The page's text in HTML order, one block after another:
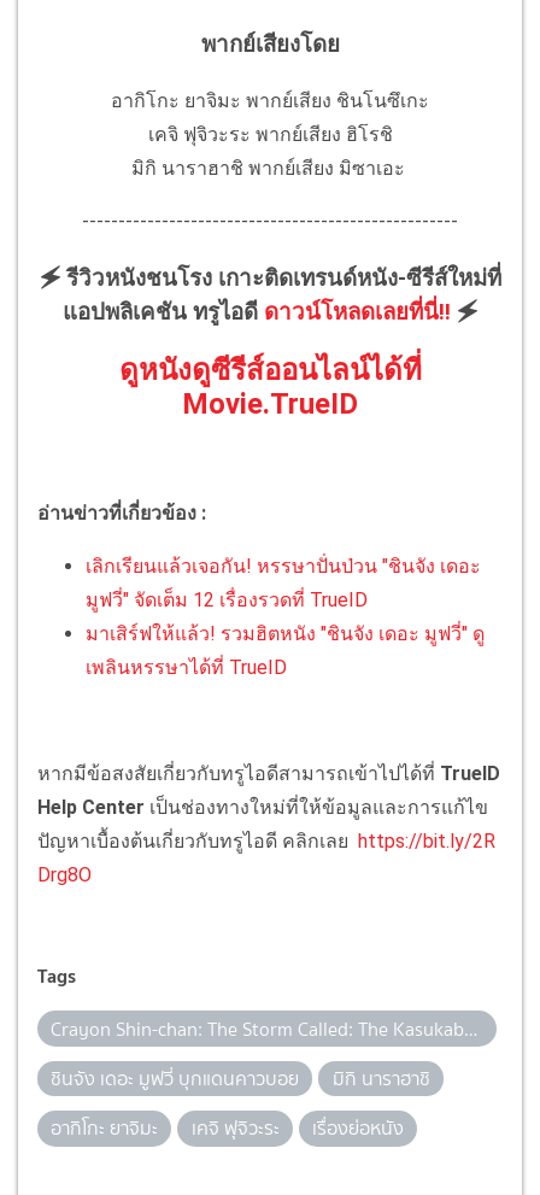
พากย์เสียงโดย
อากิโกะ ยาจิมะ พากย์เสียง ชินโนซึเกะ
เคจิ ฟุจิวะระ พากย์เสียง ฮิโรชิ
มิกิ นาราฮาชิ พากย์เสียง มิซาเอะ
----------------------------------------------------
🗲 รีวิวหนังชนโรง เกาะติดเทรนด์หนัง-ซีรีส์ใหม่ที่
แอปพลิเคชัน ทรูไอดี ดาวน์โหลดเลยที่นี่!! 🗲
ดูหนังดูซีรีส์ออนไลน์ได้ที่
Movie.TrueID
อ่านข่าวที่เกี่ยวข้อง :
เลิกเรียนแล้วเจอกัน! หรรษาปั่นป่วน "ชินจัง เดอะ
มูฟวี่" จัดเต็ม 12 เรื่องรวดที่ TrueID
มาเสิร์ฟให้แล้ว! รวมฮิตหนัง "ชินจัง เดอะ มูฟวี่" ดู
เพลินหรรษาได้ที่ TrueID
หากมีข้อสงสัยเกี่ยวกับทรูไอดีสามารถเข้าไปได้ที่ TrueID
Help Center เป็นช่องทางใหม่ที่ให้ข้อมูลและการแก้ไข
ปัญหาเบื้องต้นเกี่ยวกับทรูไอดี คลิกเลย https://bit.ly/2R
Drg8O
Tags
Crayon Shin-chan: The Storm Called: The Kasukabe Boys of the Evening Sun
ชินจัง เดอะ มูฟวี่ บุกแดนคาวบอย
มิกิ นาราฮาชิ
อากิโกะ ยาจิมะ
เคจิ ฟุจิวะระ เรื่องย่อหนัง